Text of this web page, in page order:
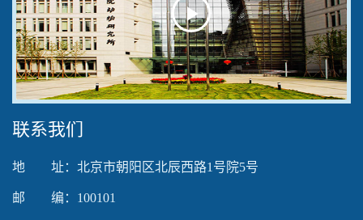
Play
Video
联系我们
地 址：北京市朝阳区北辰西路1号院5号
邮 编：100101